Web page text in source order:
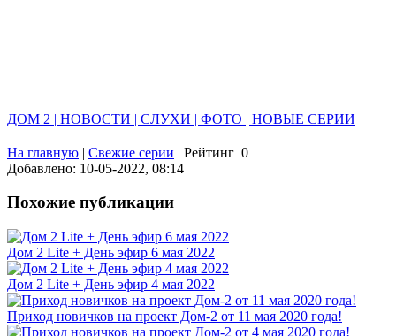
ДОМ 2 | НОВОСТИ | СЛУХИ | ФОТО | НОВЫЕ СЕРИИ
На главную | Свежие серии | Рейтинг 0
Добавлено: 10-05-2022, 08:14
Похожие публикации
Дом 2 Lite + День эфир 6 мая 2022
Дом 2 Lite + День эфир 4 мая 2022
Приход новичков на проект Дом-2 от 11 мая 2020 года!